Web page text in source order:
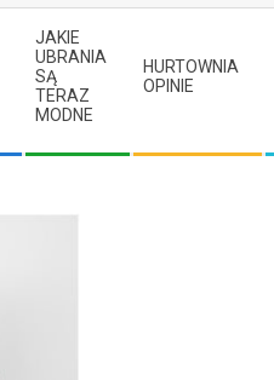
JAKIE
UBRANIA
SĄ
TERAZ
MODNE
HURTOWNIA
OPINIE